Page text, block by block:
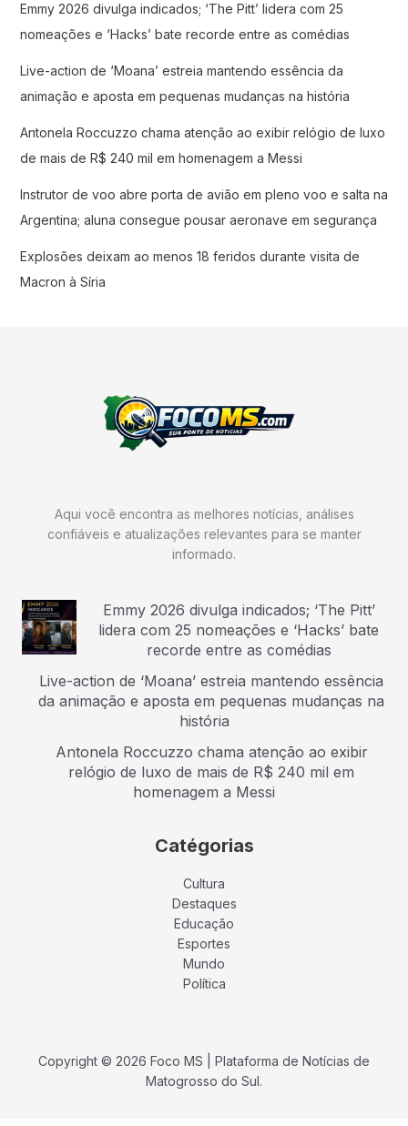
Emmy 2026 divulga indicados; ‘The Pitt’ lidera com 25
nomeações e ‘Hacks’ bate recorde entre as comédias
Live-action de ‘Moana’ estreia mantendo essência da
animação e aposta em pequenas mudanças na história
Antonela Roccuzzo chama atenção ao exibir relógio de luxo
de mais de R$ 240 mil em homenagem a Messi
Instrutor de voo abre porta de avião em pleno voo e salta na
Argentina; aluna consegue pousar aeronave em segurança
Explosões deixam ao menos 18 feridos durante visita de
Macron à Síria
Aqui você encontra as melhores notícias, análises
confiáveis e atualizações relevantes para se manter
informado.
Emmy 2026 divulga indicados; ‘The Pitt’
lidera com 25 nomeações e ‘Hacks’ bate
recorde entre as comédias
Live-action de ‘Moana’ estreia mantendo essência
da animação e aposta em pequenas mudanças na
história
Antonela Roccuzzo chama atenção ao exibir
relógio de luxo de mais de R$ 240 mil em
homenagem a Messi
Catégorias
Cultura
Destaques
Educação
Esportes
Mundo
Política
Copyright © 2026 Foco MS | Plataforma de Notícias de
Matogrosso do Sul.